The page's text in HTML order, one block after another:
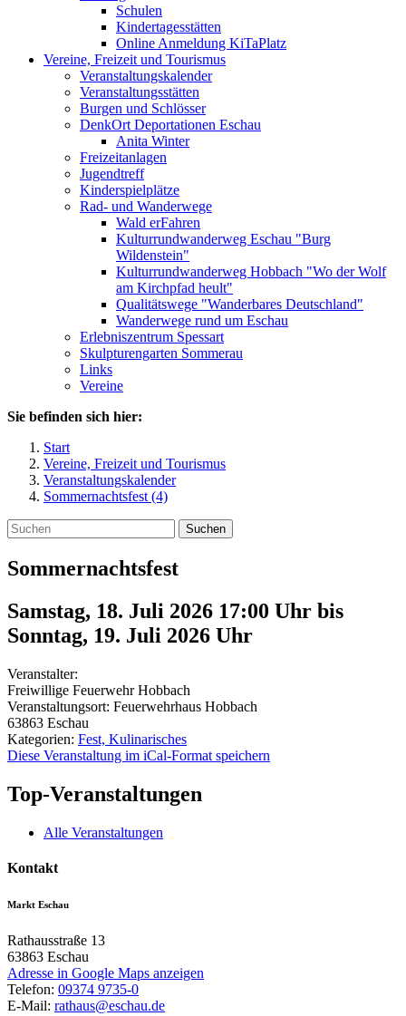
Schulen
Kindertagesstätten
Online Anmeldung KiTaPlatz
Vereine, Freizeit und Tourismus
Veranstaltungskalender
Veranstaltungsstätten
Burgen und Schlösser
DenkOrt Deportationen Eschau
Anita Winter
Freizeitanlagen
Jugendtreff
Kinderspielplätze
Rad- und Wanderwege
Wald erFahren
Kulturrundwanderweg Eschau "Burg
Wildenstein"
Kulturrundwanderweg Hobbach "Wo der Wolf
am Kirchpfad heult"
Qualitätswege "Wanderbares Deutschland"
Wanderwege rund um Eschau
Erlebniszentrum Spessart
Skulpturengarten Sommerau
Links
Vereine
Sie befinden sich hier:
Start
Vereine, Freizeit und Tourismus
Veranstaltungskalender
Sommernachtsfest (4)
Suchen
Sommernachtsfest
Samstag, 18. Juli 2026 17:00 Uhr bis
Sonntag, 19. Juli 2026 Uhr
Veranstalter:
Freiwillige Feuerwehr Hobbach
Veranstaltungsort: Feuerwehrhaus Hobbach
63863 Eschau
Kategorien: Fest, Kulinarisches
Diese Veranstaltung im iCal-Format speichern
Top-Veranstaltungen
Alle Veranstaltungen
Kontakt
Markt Eschau
Rathausstraße 13
63863 Eschau
Adresse in Google Maps anzeigen
Telefon: 09374 9735-0
E-Mail: rathaus@eschau.de